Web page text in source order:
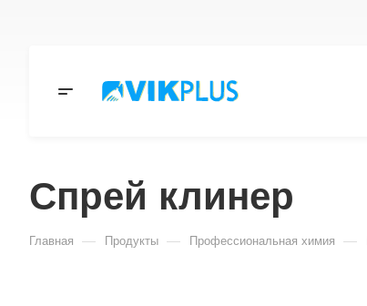
Спрей клинер
Главная — Продукты — Профессиональная химия —